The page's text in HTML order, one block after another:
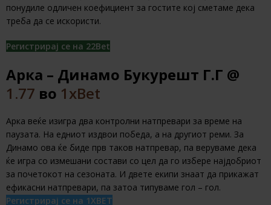
понудиле одличен коефициент за гостите кој сметаме дека
треба да се искористи.
Регистрирај се на 22Bet
Арка – Динамо Букурешт Г.Г @
1.77 во 1xBet
Арка веќе изигра два контролни натпревари за време на
паузата. На едниот издвои победа, а на другиот реми. За
Динамо ова ќе биде прв таков натпревар, па веруваме дека
ќе игра со измешани состави со цел да го избере најдобриот
за почетокот на сезоната. И двете екипи знаат да прикажат
ефикасни натпревари, па затоа типуваме гол – гол.
Регистрирај се на 1XBET